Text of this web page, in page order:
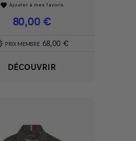
favorite Ajouter à mes favoris
Prix
80,00 €
PRIX MEMBRE 68,00 €
DÉCOUVRIR